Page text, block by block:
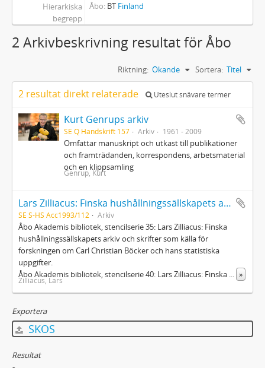
Hierarkiska
begrepp
Åbo BT Finland
2 Arkivbeskrivning resultat för Åbo
Sortera: Titel
Riktning: Ökande
2 resultat direkt relaterade Uteslut snävare termer
Kurt Genrups arkiv
SE Q Handskrift 157 Arkiv 1961 - 2009
Omfattar manuskript och utkast till publikationer
och framträdanden, korrespondens, arbetsmaterial
och en klippsamling
Genrup, Kurt
Lars Zilliacus: Finska hushållningssällskapets arkiv och skrifter...
SE S-HS Acc1993/112 Arkiv
Åbo Akademis bibliotek, stencilserie 35: Lars Zilliacus: Finska
hushållningssällskapets arkiv och skrifter som källa för
forskningen om Carl Christian Böcker och hans statistiska
uppgifter.
Åbo Akademis bibliotek, stencilserie 40: Lars Zilliacus: Finska ... »
Zilliacus, Lars
Exportera
SKOS
Resultat